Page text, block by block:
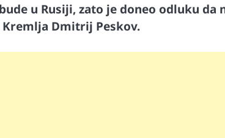
u Rusiji, zato je doneo odluku da
Dmitrij Peskov.